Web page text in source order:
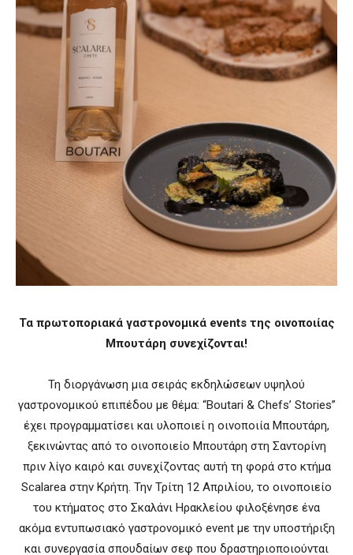
Τα πρωτοποριακά γαστρονομικά events της οινοποιίας
Μπουτάρη συνεχίζονται!
Τη διοργάνωση μια σειράς εκδηλώσεων υψηλού
γαστρονομικού επιπέδου με θέμα: “Boutari & Chefs’ Stories”
έχει προγραμματίσει και υλοποιεί η οινοποιία Μπουτάρη,
ξεκινώντας από το οινοποιείο Μπουτάρη στη Σαντορίνη
πριν λίγο καιρό και συνεχίζοντας αυτή τη φορά στο κτήμα
Scalarea στην Κρήτη. Την Τρίτη 12 Απριλίου, το οινοποιείο
του κτήματος στο Σκαλάνι Ηρακλείου φιλοξένησε ένα
ακόμα εντυπωσιακό γαστρονομικό event με την υποστήριξη
και συνεργασία σπουδαίων σεφ που δραστηριοποιούνται